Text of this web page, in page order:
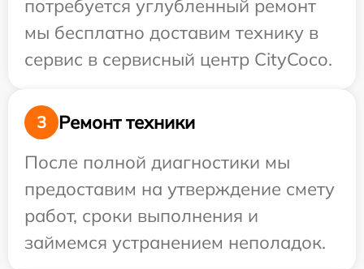
потребуется углубленный ремонт
мы бесплатно доставим технику в
сервис в сервисный центр CityCoco.
3
Ремонт техники
После полной диагностики мы
предоставим на утверждение смету
работ, сроки выполнения и
займемся устранением неполадок.